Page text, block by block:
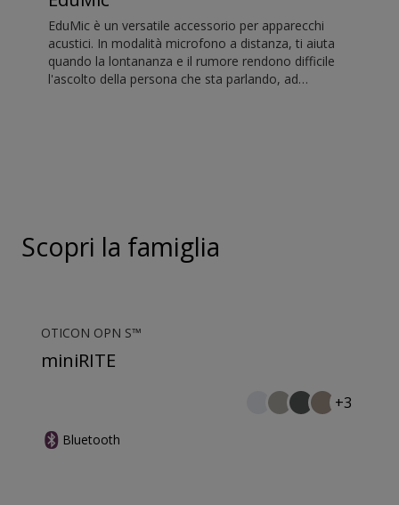
EduMic è un versatile accessorio per apparecchi
acustici. In modalità microfono a distanza, ti aiuta
quando la lontananza e il rumore rendono difficile
l'ascolto della persona che sta parlando, ad
Scopri la famiglia
OTICON OPN S™
miniRITE
+3
Bluetooth